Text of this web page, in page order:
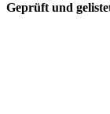
Geprüft und